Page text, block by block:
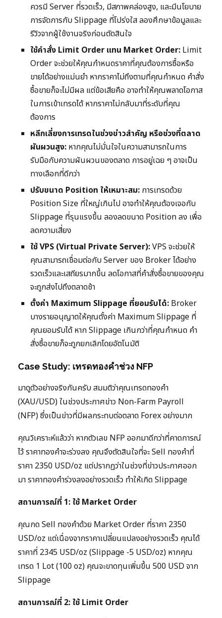
ควรมี Server ที่รวดเร็ว, มีสภาพคล่องสูง, และมีนโยบาย
การจัดการกับ Slippage ที่โปร่งใส ลองศึกษาข้อมูลและ
รีวิวจากผู้ใช้งานจริงก่อนตัดสินใจ
ใช้คำสั่ง Limit Order แทน Market Order: Limit
Order จะช่วยให้คุณกำหนดราคาที่คุณต้องการซื้อหรือ
ขายได้อย่างแม่นยำ หากราคาไม่ถึงตามที่คุณกำหนด คำสั่ง
ซื้อขายก็จะไม่มีผล แต่ข้อเสียคือ อาจทำให้คุณพลาดโอกาส
ในการเข้าเทรดได้ หากราคาไม่กลับมาที่ระดับที่คุณ
ต้องการ
หลีกเลี่ยงการเทรดในช่วงข่าวสำคัญ หรือช่วงที่ตลาด
ผันผวนสูง: หากคุณไม่มั่นใจในความสามารถในการ
รับมือกับความผันผวนของตลาด การอยู่เฉย ๆ อาจเป็น
ทางเลือกที่ดีกว่า
ปรับขนาด Position ให้เหมาะสม: การเทรดด้วย
Position Size ที่ใหญ่เกินไป อาจทำให้คุณต้องเจอกับ
Slippage ที่รุนแรงขึ้น ลองลดขนาด Position ลง เพื่อ
ลดความเสี่ยง
ใช้ VPS (Virtual Private Server):VPS จะช่วยให้
คุณสามารถเชื่อมต่อกับ Server ของ Broker ได้อย่าง
รวดเร็วและเสถียรมากขึ้น ลดโอกาสที่คำสั่งซื้อขายของคุณ
จะถูกส่งไปถึงตลาดช้า
ตั้งค่า Maximum Slippage ที่ยอมรับได้: Broker
บางรายอนุญาตให้คุณตั้งค่า Maximum Slippage ที่
คุณยอมรับได้ หาก Slippage เกินกว่าที่คุณกำหนด คำ
สั่งซื้อขายก็จะถูกยกเลิกโดยอัตโนมัติ
Case Study: เทรดทองคำช่วง NFP
มาดูตัวอย่างจริงกันครับ สมมติว่าคุณเทรดทองคำ
(XAU/USD) ในช่วงประกาศข่าว Non-Farm Payroll
(NFP) ซึ่งเป็นข่าวที่มีผลกระทบต่อตลาด Forex อย่างมาก
คุณวิเคราะห์แล้วว่า หากตัวเลข NFP ออกมาดีกว่าที่คาดการณ์
ไว้ ราคาทองคำจะร่วงลง คุณจึงตัดสินใจที่จะ Sell ทองคำที่
ราคา 2350 USD/oz แต่ปรากฏว่าในช่วงที่ข่าวประกาศออก
มา ราคาทองคำร่วงลงอย่างรวดเร็ว ทำให้เกิด Slippage
สถานการณ์ที่ 1: ใช้ Market Order
คุณกด Sell ทองคำด้วย Market Order ที่ราคา 2350
USD/oz แต่เนื่องจากราคาเปลี่ยนแปลงอย่างรวดเร็ว คุณได้
ราคาที่ 2345 USD/oz (Slippage -5 USD/oz) หากคุณ
เทรด 1 Lot (100 oz) คุณจะขาดทุนเพิ่มขึ้น 500 USD จาก
Slippage
สถานการณ์ที่ 2: ใช้ Limit Order